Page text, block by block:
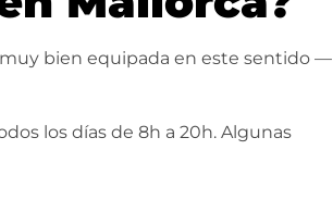
bien equipada en este sentido —
los días de 8h a 20h. Algunas